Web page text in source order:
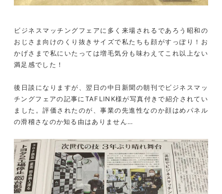
ビジネスマッチングフェアに多く来場されるであろう昭和の
おじさま向けのくり抜きサイズで私たちも顔がすっぽり！お
かげさまで私にいたっては増毛気分も味わえてこれ以上ない
満足感でした！
後日談になりますが、翌日の中日新聞の朝刊でビジネスマッ
チングフェアの記事にTAFLINK様が写真付きで紹介されてい
ました。評価されたのが、事業の先進性なのか顔はめパネル
の滑稽さなのか知る由はありません…